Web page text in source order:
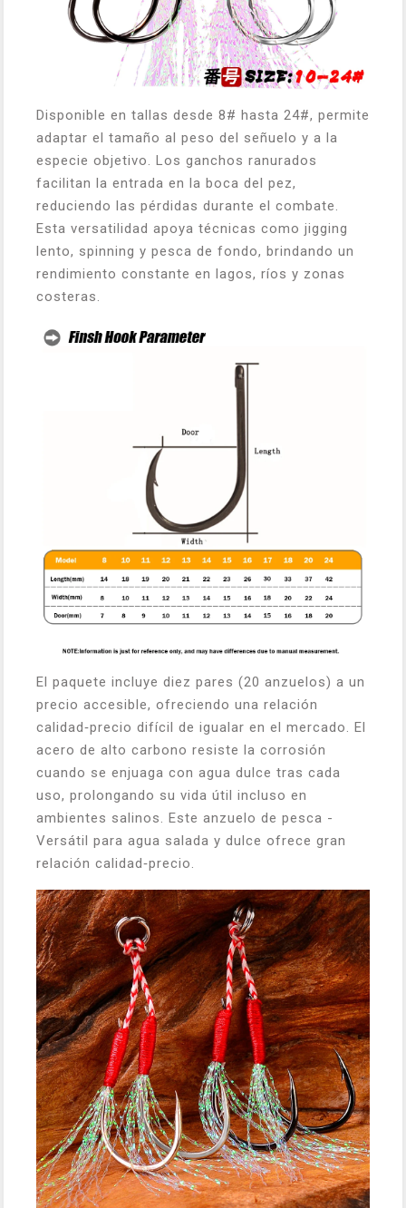
Disponible en tallas desde 8# hasta 24#, permite
adaptar el tamaño al peso del señuelo y a la
especie objetivo. Los ganchos ranurados
facilitan la entrada en la boca del pez,
reduciendo las pérdidas durante el combate.
Esta versatilidad apoya técnicas como jigging
lento, spinning y pesca de fondo, brindando un
rendimiento constante en lagos, ríos y zonas
costeras.
El paquete incluye diez pares (20 anzuelos) a un
precio accesible, ofreciendo una relación
calidad‑precio difícil de igualar en el mercado. El
acero de alto carbono resiste la corrosión
cuando se enjuaga con agua dulce tras cada
uso, prolongando su vida útil incluso en
ambientes salinos. Este anzuelo de pesca -
Versátil para agua salada y dulce ofrece gran
relación calidad‑precio.